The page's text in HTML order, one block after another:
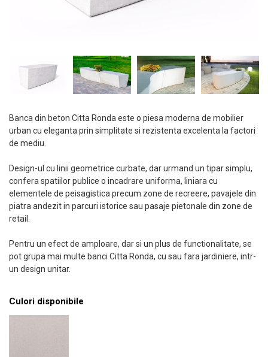
Banca din beton Citta Ronda este o piesa moderna de mobilier
urban cu eleganta prin simplitate si rezistenta excelenta la factori
de mediu.
Design-ul cu linii geometrice curbate, dar urmand un tipar simplu,
confera spatiilor publice o incadrare uniforma, liniara cu
elementele de peisagistica precum zone de recreere, pavajele din
piatra andezit in parcuri istorice sau pasaje pietonale din zone de
retail.
Pentru un efect de amploare, dar si un plus de functionalitate, se
pot grupa mai multe banci Citta Ronda, cu sau fara jardiniere, intr-
un design unitar.
Culori disponibile